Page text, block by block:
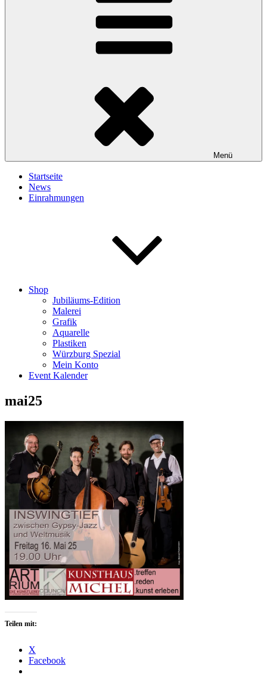
Menü
Startseite
News
Einrahmungen
Shop
Jubiläums-Edition
Malerei
Grafik
Aquarelle
Plastiken
Würzburg Spezial
Mein Konto
Event Kalender
mai25
Teilen mit:
X
Facebook